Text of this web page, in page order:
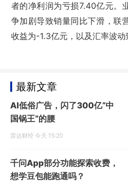
者的净利润为亏损7.40亿元。
争加剧导致销量同比下滑，联
收益为-1.3亿元，以及汇率波动
最新文章
AI低俗广告，闪了300亿“中
国锅王”的腰
雷达财经 今天 15:20
千问App部分功能探索收费，
想学豆包能跑通吗？